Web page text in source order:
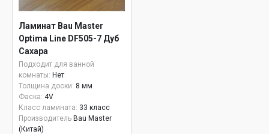
Ламинат Bau Master
Optima Line DF505-7 Дуб
Сахара
Подходит для ванной
комнаты: Нет
Толщина доски: 8 мм
Фаска: 4V
Класс ламината: 33 класс
Производитель Bau Master
(Китай)